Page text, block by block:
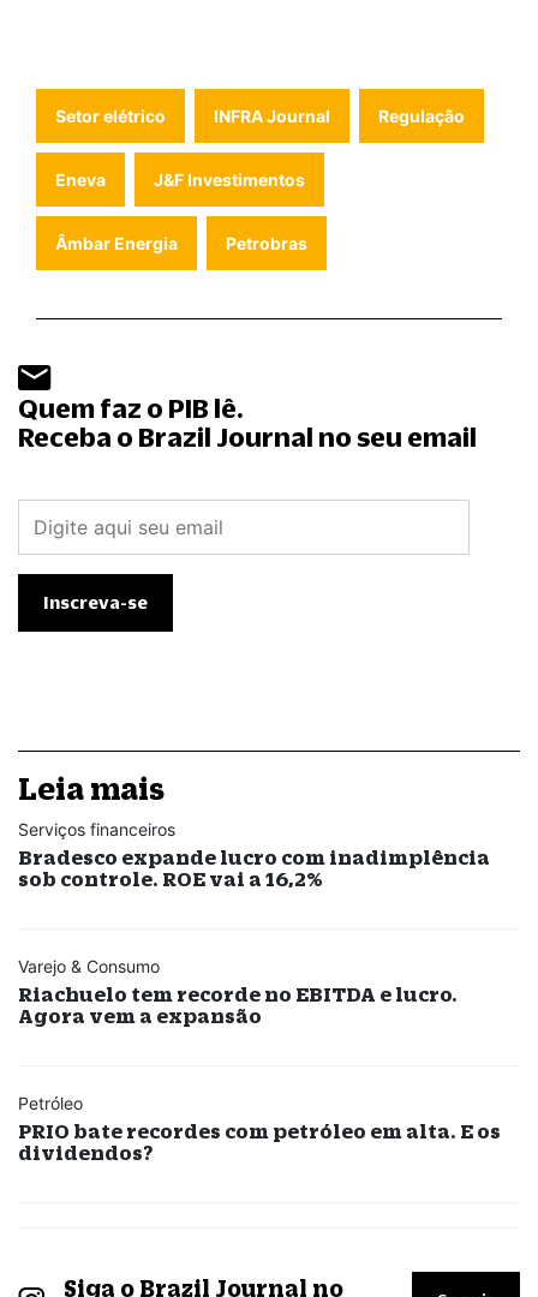
Setor elétrico INFRA Journal Regulação
Eneva J&F Investimentos
Âmbar Energia Petrobras
Quem faz o PIB lê.
Receba o Brazil Journal no seu email
Leia mais
Serviços financeiros
Bradesco expande lucro com inadimplência
sob controle. ROE vai a 16,2%
Varejo & Consumo
Riachuelo tem recorde no EBITDA e lucro.
Agora vem a expansão
Petróleo
PRIO bate recordes com petróleo em alta. E os
dividendos?
Siga o Brazil Journal no